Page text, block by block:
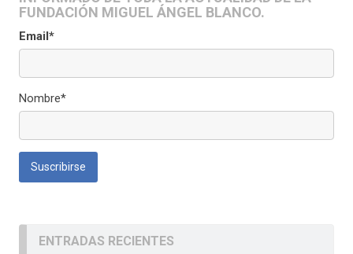
FUNDACIÓN MIGUEL ÁNGEL BLANCO.
Email*
Nombre*
ENTRADAS RECIENTES